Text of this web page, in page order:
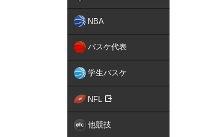
NBA
バスケ代表
学生バスケ
NFL
他競技